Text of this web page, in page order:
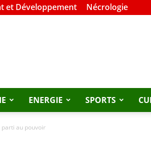
et Développement Nécrologie
ENERGIE SPORTS
parti au pouvoir